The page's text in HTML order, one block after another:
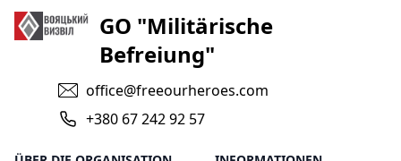
GO "Militärische
Befreiung"
office@freeourheroes.com
+380 67 242 92 57